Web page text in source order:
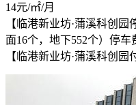
14元/㎡/月
【临港新业坊·蒲溪科创
面16个，地下552个）停车
【临港新业坊·蒲溪科创